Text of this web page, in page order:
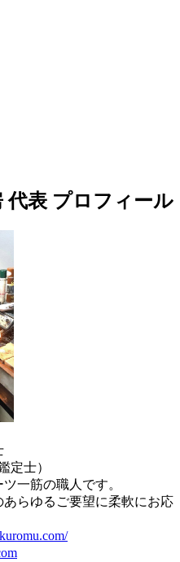
代表 プロフィール
定士）
一筋の職人です。
らゆるご要望に柔軟にお応